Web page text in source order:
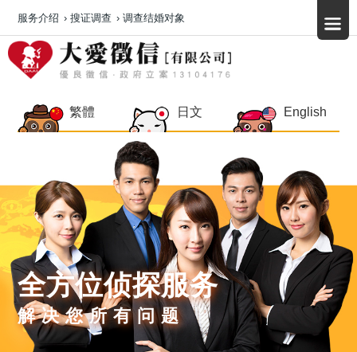
繁體 日文 English
全方位侦探服务
解决您所有问题
服务介绍 › 搜证调查 › 调查结婚对象